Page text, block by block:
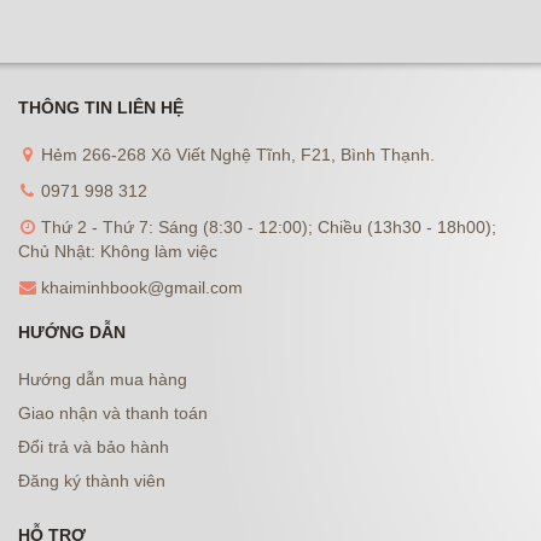
THÔNG TIN LIÊN HỆ
Hẻm 266-268 Xô Viết Nghệ Tĩnh, F21, Bình Thạnh.
0971 998 312
Thứ 2 - Thứ 7: Sáng (8:30 - 12:00); Chiều (13h30 - 18h00);
Chủ Nhật: Không làm việc
khaiminhbook@gmail.com
HƯỚNG DẪN
Hướng dẫn mua hàng
Giao nhận và thanh toán
Đổi trả và bảo hành
Đăng ký thành viên
HỖ TRỢ